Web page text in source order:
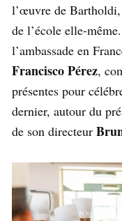
l’œuvre de
de l’école elle-
l’ambassade en
Francisco Pérez,
présentes pour
dernier, autour du
de son directeur